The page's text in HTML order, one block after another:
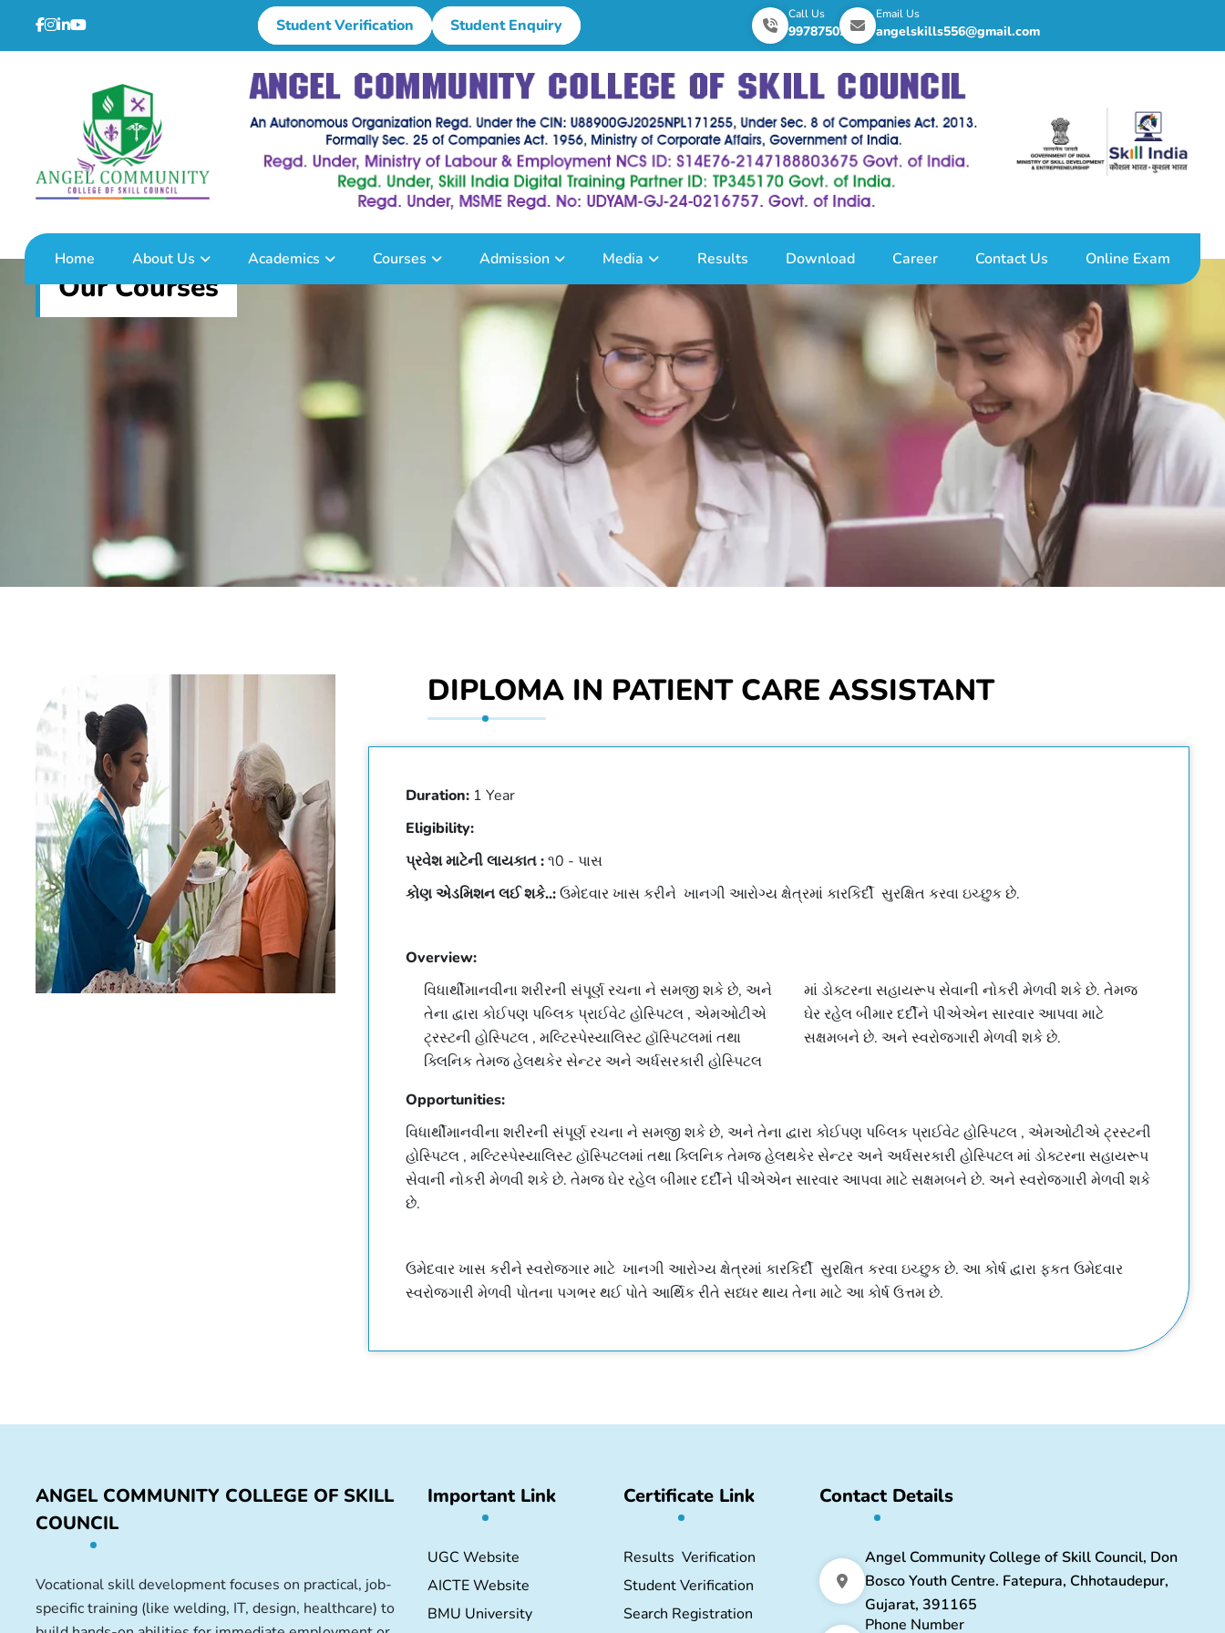
Student Verification Student Enquiry
Call Us
9978750255
Email Us
angelskills556@gmail.com
Home About Us Academics Courses Admission Media Results Download Career Contact Us Online Exam
Our Courses
DIPLOMA IN PATIENT CARE ASSISTANT
Duration:1 Year
Eligibility:
પ્રવેશ માટેની લાયકાત :૧0 - પાસ
કોણ એડમિશન લઈ શકે..:ઉમેદવાર ખાસ કરીને ખાનગી આરોગ્ય ક્ષેત્રમાં કારકિર્દી સુરક્ષિત કરવા ઇચ્છુક છે.
Overview:
વિધાર્થીમાનવીના શરીરની સંપૂર્ણ રચના ને સમજી શકે છે, અને
તેના દ્વારા કોઈપણ પબ્લિક પ્રાઈવેટ હોસ્પિટલ , એમઓટીએ
ટ્રસ્ટની હોસ્પિટલ , મલ્ટિસ્પેસ્યાલિસ્ટ હૉસ્પિટલમાં તથા
ક્લિનિક તેમજ હેલથકેર સેન્ટર અને અર્ધસરકારી હોસ્પિટલ
માં ડોક્ટરના સહાયરૂપ સેવાની નોકરી મેળવી શકે છે. તેમજ
ઘેર રહેલ બીમાર દર્દીને પીએએન સારવાર આપવા માટે
સક્ષમબને છે. અને સ્વરોજગારી મેળવી શકે છે.
Opportunities:
વિધાર્થીમાનવીના શરીરની સંપૂર્ણ રચના ને સમજી શકે છે, અને તેના દ્વારા કોઈપણ પબ્લિક પ્રાઈવેટ હોસ્પિટલ , એમઓટીએ ટ્રસ્ટની
હોસ્પિટલ , મલ્ટિસ્પેસ્યાલિસ્ટ હૉસ્પિટલમાં તથા ક્લિનિક તેમજ હેલથકેર સેન્ટર અને અર્ધસરકારી હોસ્પિટલ માં ડોક્ટરના સહાયરૂપ
સેવાની નોકરી મેળવી શકે છે. તેમજ ઘેર રહેલ બીમાર દર્દીને પીએએન સારવાર આપવા માટે સક્ષમબને છે. અને સ્વરોજગારી મેળવી શકે
છે.
ઉમેદવાર ખાસ કરીને સ્વરોજગાર માટે ખાનગી આરોગ્ય ક્ષેત્રમાં કારકિર્દી સુરક્ષિત કરવા ઇચ્છુક છે. આ કોર્ષ દ્વારા ફકત ઉમેદવાર
સ્વરોજગારી મેળવી પોતના પગભર થઈ પોતે આર્થિક રીતે સધ્ધર થાય તેના માટે આ કોર્ષ ઉત્તમ છે.
ANGEL COMMUNITY COLLEGE OF SKILL
COUNCIL
Vocational skill development focuses on practical, job-
specific training (like welding, IT, design, healthcare) to
Important Link
UGC Website
AICTE Website
BMU University
Certificate Link
Results Verification
Student Verification
Search Registration
Contact Details
Angel Community College of Skill Council, Don
Bosco Youth Centre. Fatepura, Chhotaudepur,
Gujarat, 391165
Phone Number